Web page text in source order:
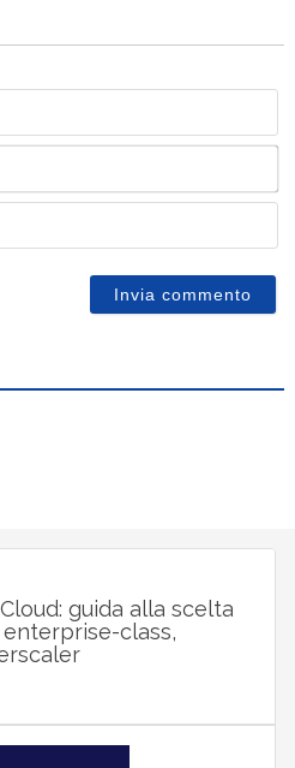
guida alla scelta
class,